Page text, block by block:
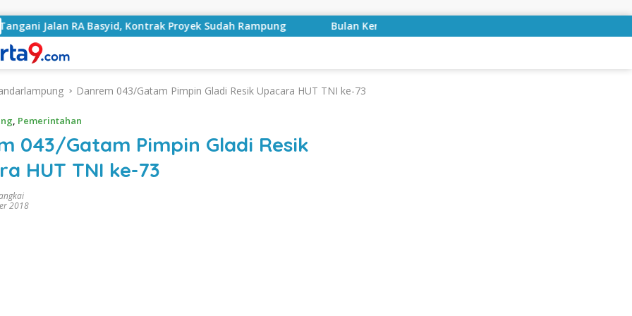
Basyid, Kontrak Proyek Sudah Rampung Bulan Kemerdekaan, Bupati Lampung Selatan Ajak ASN Perkuat
Danrem 043/Gatam Pimpin Gladi Resik Upacara HUT TNI ke-73
, Pemerintahan
043/Gatam Pimpin Gladi Resik
HUT TNI ke-73
2018